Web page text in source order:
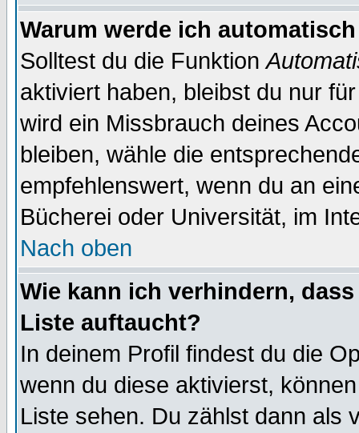
Warum werde ich
Solltest du die Funktion
aktiviert haben, bleibst du nur
wird ein Missbrauch deines
bleiben, wähle die
empfehlenswert, wenn du an
Bücherei oder Universität, im
Nach oben
Wie kann ich verhindern,
Liste auftaucht?
In deinem Profil findest du die
wenn du diese aktivierst,
Liste sehen. Du zählst dann als